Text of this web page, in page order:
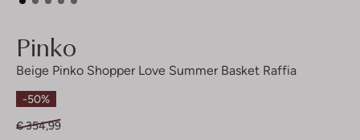
Pinko
Beige Pinko Shopper Love Summer Basket Raffia
-50%
€ 354,99